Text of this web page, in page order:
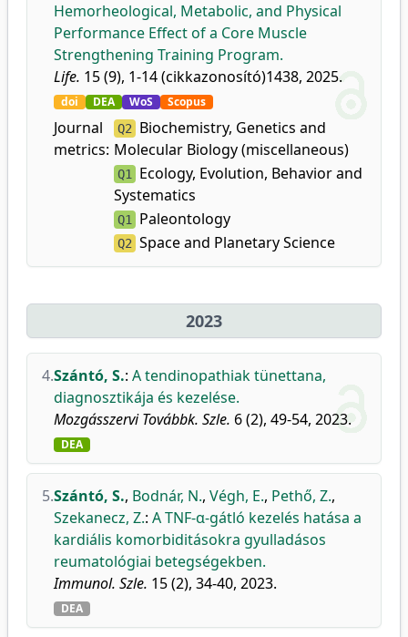
Hemorheological, Metabolic, and Physical
Performance Effect of a Core Muscle
Strengthening Training Program.
Life. 15 (9), 1-14 (cikkazonosító)1438, 2025.
doi DEA WoS Scopus
Journal
metrics:
Q2
Biochemistry, Genetics and
Molecular Biology (miscellaneous)
Q1
Ecology, Evolution, Behavior and
Systematics
Q1 Paleontology
Q2 Space and Planetary Science
2023
4.Szántó, S.: A tendinopathiak tünettana,
diagnosztikája és kezelése.
Mozgásszervi Továbbk. Szle. 6 (2), 49-54, 2023.
DEA
5.Szántó, S., Bodnár, N., Végh, E., Pethő, Z.,
Szekanecz, Z.: A TNF-α-gátló kezelés hatása a
kardiális komorbiditásokra gyulladásos
reumatológiai betegségekben.
Immunol. Szle. 15 (2), 34-40, 2023.
DEA